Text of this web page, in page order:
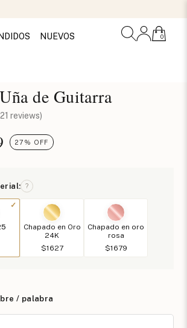
NUEVOS 0
de Guitarra
reviews)
27% OFF
?
Chapado en Oro
24K
$1627
Chapado en oro
rosa
$1679
/ palabra